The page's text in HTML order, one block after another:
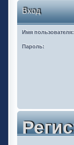
Вход
Имя пользователя:
Пароль: